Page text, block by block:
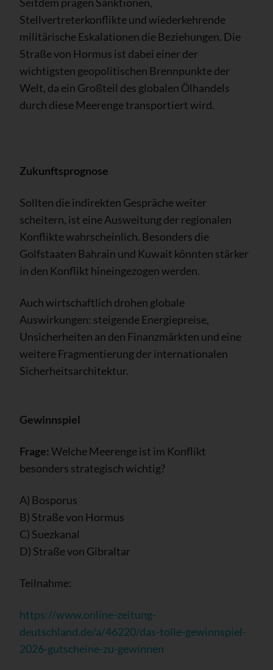
Stellvertreterkonflikte und wiederkehrende
militärische Eskalationen die Beziehungen. Die
Straße von Hormus ist dabei einer der
wichtigsten geopolitischen Brennpunkte der
Welt, da ein Großteil des globalen Ölhandels
durch diese Meerenge transportiert wird.
Zukunftsprognose
Sollten die indirekten Gespräche weiter
scheitern, ist eine Ausweitung der regionalen
Konflikte wahrscheinlich. Besonders die
Golfstaaten Bahrain und Kuwait könnten stärker
in den Konflikt hineingezogen werden.
Auch wirtschaftlich drohen globale
Auswirkungen: steigende Energiepreise,
Unsicherheiten an den Finanzmärkten und eine
weitere Fragmentierung der internationalen
Sicherheitsarchitektur.
Gewinnspiel
Frage:Welche Meerenge ist im Konflikt
besonders strategisch wichtig?
A) Bosporus
B) Straße von Hormus
C) Suezkanal
D) Straße von Gibraltar
Teilnahme:
https://www.online-zeitung-
deutschland.de/a/46220/das-tolle-gewinnspiel-
2026-gutscheine-zu-gewinnen